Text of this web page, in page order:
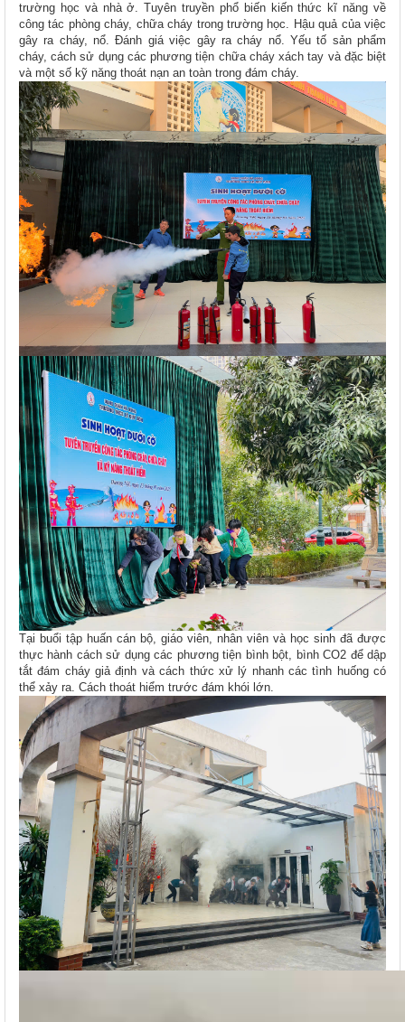
trường học và nhà ở. Tuyên truyền phổ biến kiến thức kĩ năng về
công tác phòng cháy, chữa cháy trong trường học. Hậu quả của việc
gây ra cháy, nổ. Đánh giá việc gây ra cháy nổ. Yếu tố sản phẩm
cháy, cách sử dụng các phương tiện chữa cháy xách tay và đặc biệt
và một số kỹ năng thoát nạn an toàn trong đám cháy.
Tại buổi tập huấn cán bộ, giáo viên, nhân viên và học sinh đã được
thực hành cách sử dụng các phương tiện bình bột, bình CO2 để dập
tắt đám cháy giả định và cách thức xử lý nhanh các tình huống có
thể xảy ra. Cách thoát hiểm trước đám khói lớn.